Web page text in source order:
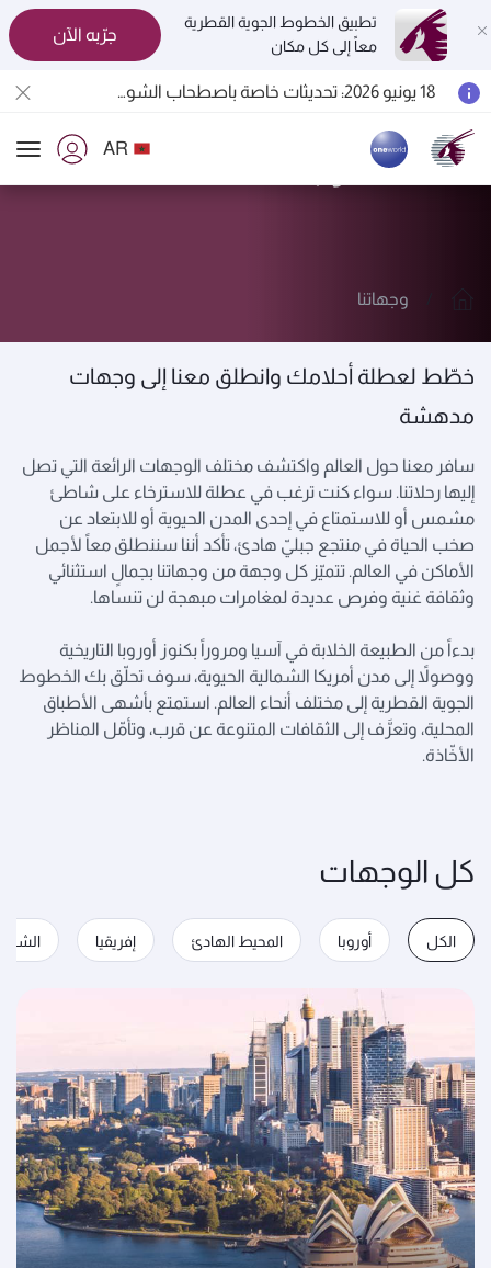
تطبيق الخطوط الجوية القطرية
معاً إلى كل مكان
جرّبه الآن
المسافرون بين الدوحة وأوكلاند على متن الرحلات الجوية رقم QR914 ورقم QR915
18 يونيو 2026: تحديثات خاصة باصطحاب الشواحن المحمولة أثناء السفر
الخطوط الجوية القطرية تعزز شبكة وجهاتها العالمية لتشمل ما يزيد عن 160 وجهة
AR
استكشف وجهاتنا
وجهاتنا
خطّط لعطلة أحلامك وانطلق معنا إلى وجهات
مدهشة
سافر معنا حول العالم واكتشف مختلف الوجهات الرائعة التي تصل
إليها رحلاتنا. سواء كنت ترغب في عطلة للاسترخاء على شاطئ
مشمس أو للاستمتاع في إحدى المدن الحيوية أو للابتعاد عن
صخب الحياة في منتجع جبليّ هادئ، تأكد أننا سننطلق معاً لأجمل
الأماكن في العالم. تتميّز كل وجهة من وجهاتنا بجمالٍ استثنائي
وثقافة غنية وفرص عديدة لمغامرات مبهجة لن تنساها.
بدءاً من الطبيعة الخلابة في آسيا ومروراً بكنوز أوروبا التاريخية
ووصولاً إلى مدن أمريكا الشمالية الحيوية، سوف تحلّق بك الخطوط
الجوية القطرية إلى مختلف أنحاء العالم. استمتع بأشهى الأطباق
المحلية، وتعرَّف إلى الثقافات المتنوعة عن قرب، وتأمّل المناظر
الأخّاذة.
كل الوجهات
الكل أوروبا المحيط الهادئ إفريقيا